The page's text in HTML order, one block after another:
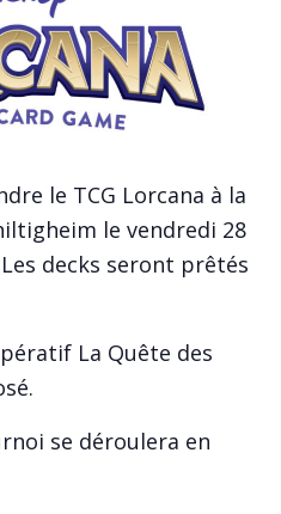
le TCG Lorcana à la
le vendredi 28
decks seront prêtés
La Quête des
se déroulera en